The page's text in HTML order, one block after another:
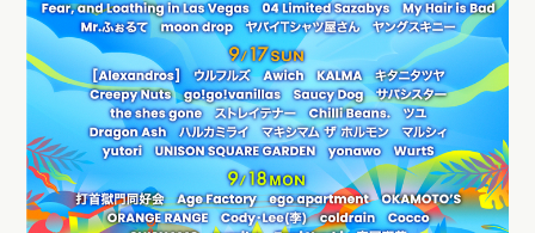
会員登録 ログイン